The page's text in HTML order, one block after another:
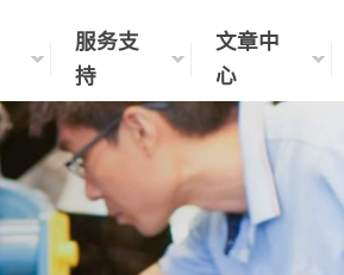
服务支
持
文章中
心